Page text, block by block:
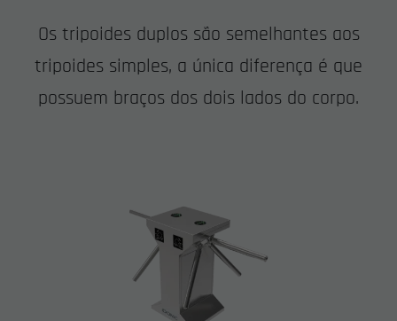
Os tripoides duplos são semelhantes aos
tripoides simples, a única diferença é que
possuem braços dos dois lados do corpo.